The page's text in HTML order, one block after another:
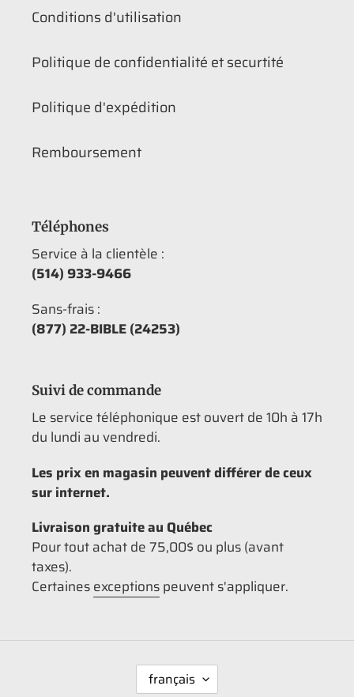
Conditions d'utilisation
Politique de confidentialité et securtité
Politique d'expédition
Remboursement
Téléphones
Service à la clientèle :
(514) 933-9466
Sans-frais :
(877) 22-BIBLE (24253)
Suivi de commande
Le service téléphonique est ouvert de 10h à 17h
du lundi au vendredi.
Les prix en magasin peuvent différer de ceux
sur internet.
Livraison gratuite au Québec
Pour tout achat de 75,00$ ou plus (avant
taxes).
Certainesexceptionspeuvent s'appliquer.
A
français